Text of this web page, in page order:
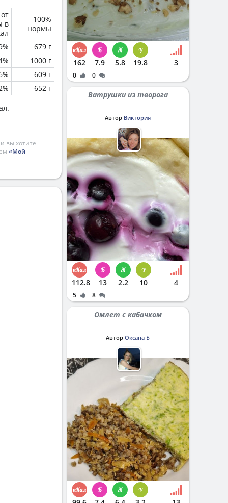
в
100%
нормы
679 г
1000 г
609 г
652 г
вы хотите
«Мой
162 7.9 5.8 19.8 3
0 0
Ватрушки из творога
Автор Виктория
112.8 13 2.2 10 4
5 8
Омлет с кабачком
Автор Оксана Б